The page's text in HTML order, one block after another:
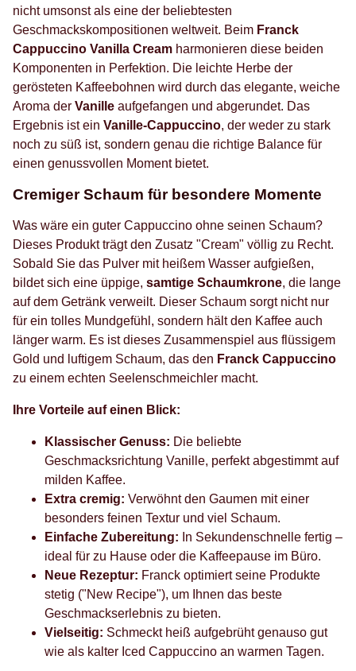
nicht umsonst als eine der beliebtesten
Geschmackskompositionen weltweit. Beim Franck
Cappuccino Vanilla Cream harmonieren diese beiden
Komponenten in Perfektion. Die leichte Herbe der
gerösteten Kaffeebohnen wird durch das elegante, weiche
Aroma der Vanille aufgefangen und abgerundet. Das
Ergebnis ist ein Vanille-Cappuccino, der weder zu stark
noch zu süß ist, sondern genau die richtige Balance für
einen genussvollen Moment bietet.
Cremiger Schaum für besondere Momente
Was wäre ein guter Cappuccino ohne seinen Schaum?
Dieses Produkt trägt den Zusatz "Cream" völlig zu Recht.
Sobald Sie das Pulver mit heißem Wasser aufgießen,
bildet sich eine üppige, samtige Schaumkrone, die lange
auf dem Getränk verweilt. Dieser Schaum sorgt nicht nur
für ein tolles Mundgefühl, sondern hält den Kaffee auch
länger warm. Es ist dieses Zusammenspiel aus flüssigem
Gold und luftigem Schaum, das den Franck Cappuccino
zu einem echten Seelenschmeichler macht.
Ihre Vorteile auf einen Blick:
Klassischer Genuss: Die beliebte
Geschmacksrichtung Vanille, perfekt abgestimmt auf
milden Kaffee.
Extra cremig: Verwöhnt den Gaumen mit einer
besonders feinen Textur und viel Schaum.
Einfache Zubereitung: In Sekundenschnelle fertig –
ideal für zu Hause oder die Kaffeepause im Büro.
Neue Rezeptur: Franck optimiert seine Produkte
stetig ("New Recipe"), um Ihnen das beste
Geschmackserlebnis zu bieten.
Vielseitig: Schmeckt heiß aufgebrüht genauso gut
wie als kalter Iced Cappuccino an warmen Tagen.